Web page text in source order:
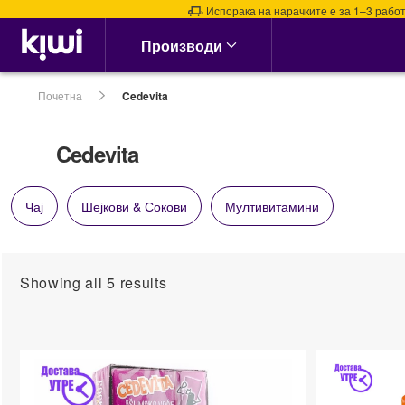
Испорака на нарачките е за 1–3
Аптека & Здравје
Нос
Назални испирачи
Назални Ленти
Спреј за Нос
сите →
Витамин Ц &
Спрејови
Затнат нос
Производи
Почетна Cedevita
Cedevita
Чај Шејкови & Сокови Мултивитамини
Showing all 5 results